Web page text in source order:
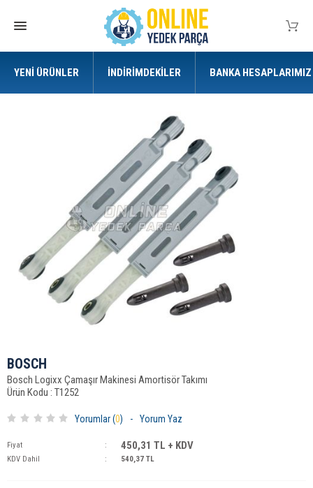
YENI ÜRÜNLER İNDIRIMDEKILER BANKA HESAPLARIMIZ
BOSCH
Bosch Logixx Çamaşır Makinesi Amortisör Takımı
Ürün Kodu : T1252
Yorumlar (0) - Yorum Yaz
Fiyat : 450,31 TL + KDV
KDV Dahil : 540,37 TL